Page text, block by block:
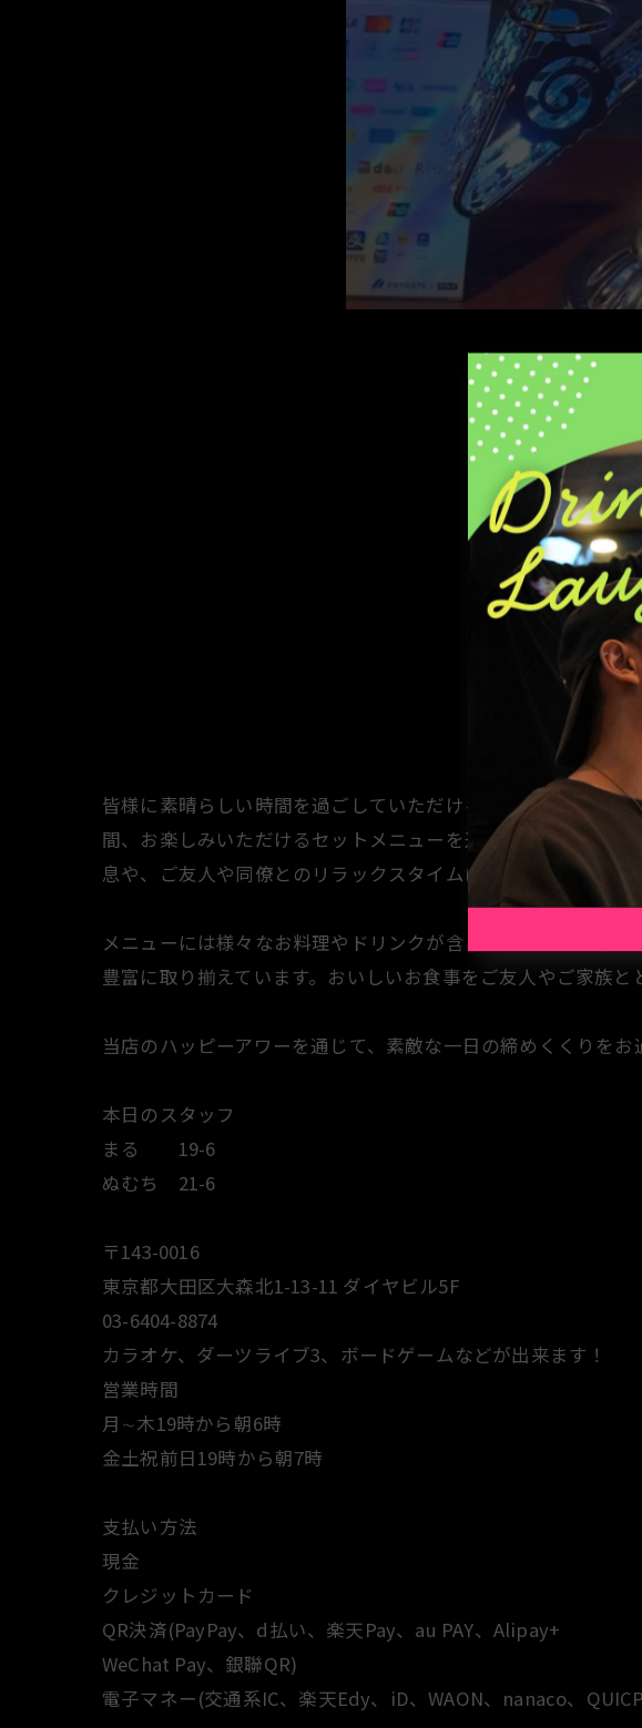
皆様に素晴らしい時間を過ごしていただけるよう、当店では
間、お楽しみいただけるセットメニューを通常料金の半額で
息や、ご友人や同僚とのリラックスタイムにぴったりです。
メニューには様々なお料理やドリンクが含まれており、お好
豊富に取り揃えています。おいしいお食事をご友人やご家族
当店のハッピーアワーを通じて、素敵な一日の締めくくりを
本日のスタッフ
まる 19-6
ぬむち 21-6
〒143-0016
東京都大田区大森北1-13-11 ダイヤビル5F
03-6404-8874
カラオケ、ダーツライブ3、ボードゲームなどが出来ます！
営業時間
月∼木19時から朝6時
金土祝前日19時から朝7時
支払い方法
現金
クレジットカード
QR決済(PayPay、d払い、楽天Pay、au PAY、Alipay+
WeChat Pay、銀聯QR)
電子マネー(交通系IC、楽天Edy、iD、WAON、nanaco、